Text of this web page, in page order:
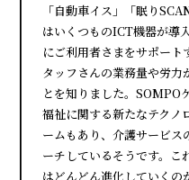
「自動車イス」「眠り
はいくつものICT機器が導
にご利用者さまをサポート
タッフさんの業務量や労力
とを知りました。SOMPO
福祉に関する新たなテクノ
ームもあり、介護サービス
ーチしているそうです。こ
はどんどん進化していくの